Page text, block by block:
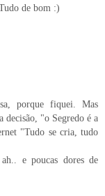
de bom :)
porque fiquei. Mas
decisão, "o Segredo é a
"Tudo se cria, tudo
e poucas dores de